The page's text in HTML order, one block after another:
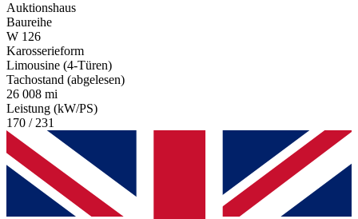
Auktionshaus
Baureihe
W 126
Karosserieform
Limousine (4-Türen)
Tachostand (abgelesen)
26 008 mi
Leistung (kW/PS)
170 / 231